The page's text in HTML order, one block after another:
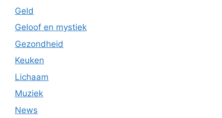
Geld
Geloof en mystiek
Gezondheid
Keuken
Lichaam
Muziek
News